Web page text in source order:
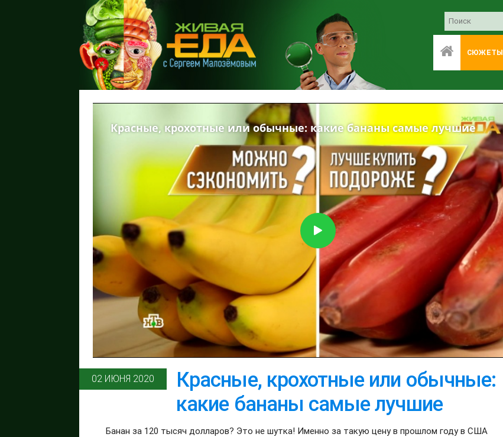
СЮЖЕТЫ
02 ИЮНЯ 2020
Красные, крохотные или обычные:
какие бананы самые лучшие
Банан за 120 тысяч долларов? Это не шутка! Именно за такую цену в прошлом году в США